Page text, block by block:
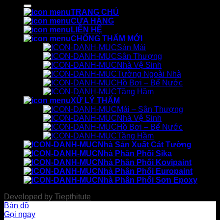
TRANG CHỦ
CỬA HÀNG
LIÊN HỆ
CHỐNG THẤM MỚI
Sàn Mái
Sân Thượng
Nhà Vệ Sinh
Tường Ngoài Nhà
Hồ Bơi – Bể Nước
Tầng Hầm
XỬ LÝ THẤM
Mái – Sân Thượng
Nhà Vệ Sinh
Hồ Bơi – Bể Nước
Tầng Hầm
Nhà Sản Xuất Cát Tường
Nhà Phân Phối Sika
Nhà Phân Phối Kovipaint
Nhà Phân Phối Europaint
Nhà Phân Phối Sơn Epoxy
Developed by Tiepthitute
Bản đồ
Gọi ngay